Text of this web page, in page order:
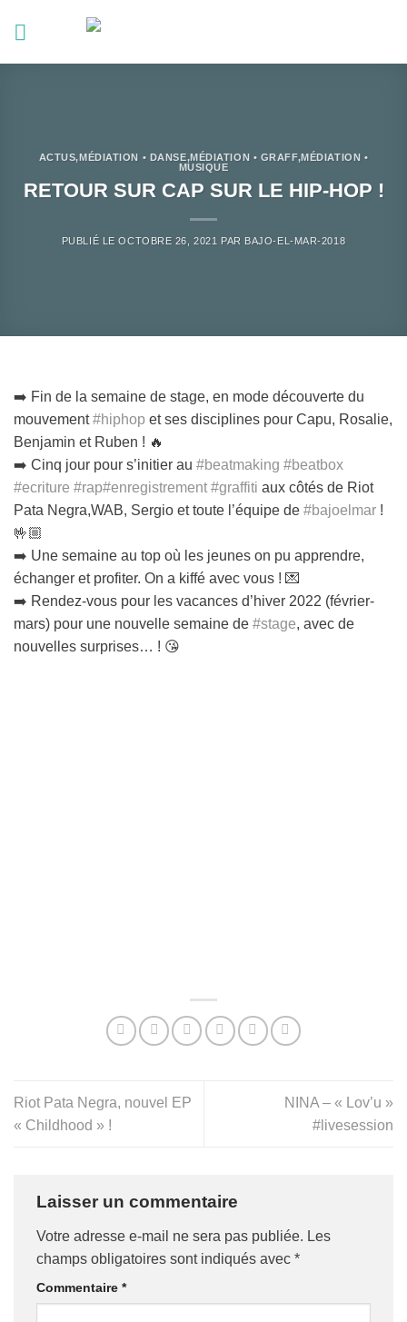
ACTUS,MÉDIATION • DANSE,MÉDIATION • GRAFF,MÉDIATION •
MUSIQUE
RETOUR SUR CAP SUR LE HIP-HOP !
PUBLIÉ LEOCTOBRE 26, 2021 PAR BAJO-EL-MAR-2018
➡️ Fin de la semaine de stage, en mode découverte du
mouvement#hiphop et ses disciplines pour Capu, Rosalie,
Benjamin et Ruben ! 🔥
➡️ Cinq jour pour s’initier au #beatmaking #beatbox
#ecriture #rap#enregistrement #graffiti aux côtés de Riot
Pata Negra,WAB, Sergio et toute l’équipe de #bajoelmar !
🤟🏼
➡️ Une semaine au top où les jeunes on pu apprendre,
échanger et profiter. On a kiffé avec vous ! 💌
➡️ Rendez-vous pour les vacances d’hiver 2022 (février-
mars) pour une nouvelle semaine de #stage, avec de
nouvelles surprises… ! 😘
Riot Pata Negra, nouvel EP
« Childhood » !
NINA – « Lov’u »
#livesession
Laisser un commentaire
Votre adresse e-mail ne sera pas publiée. Les
champs obligatoires sont indiqués avec *
Commentaire *